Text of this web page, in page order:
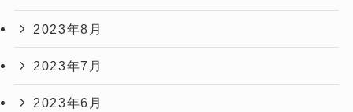
2023年8月
2023年7月
2023年6月